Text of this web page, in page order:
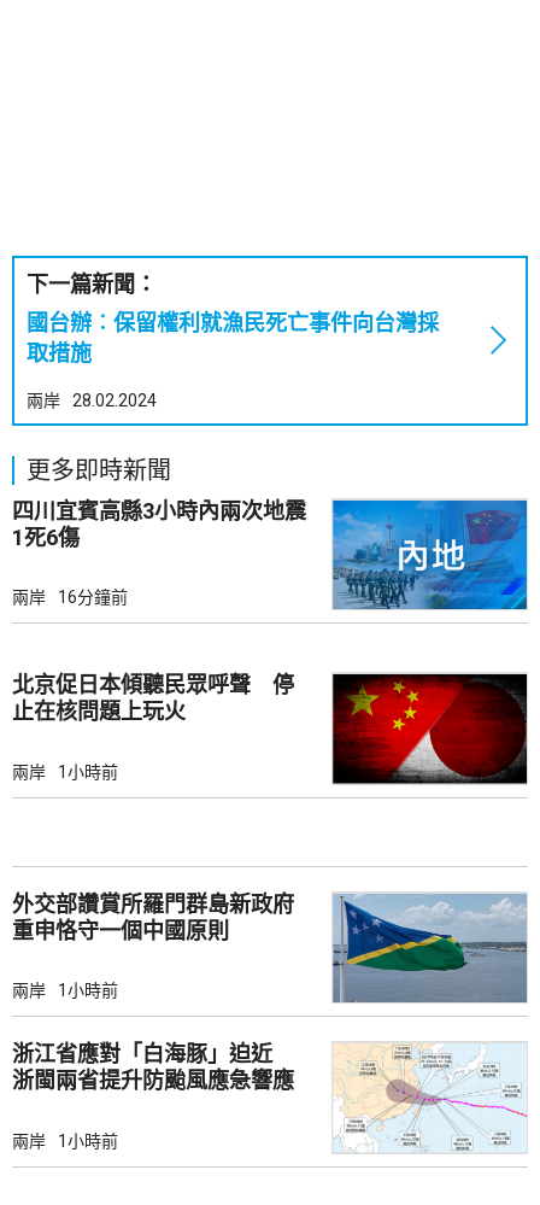
下一篇新聞：
國台辦︰保留權利就漁民死亡事件向台灣採
取措施
兩岸 28.02.2024
更多即時新聞
四川宜賓高縣3小時內兩次地震
1死6傷
兩岸 16分鐘前
北京促日本傾聽民眾呼聲 停
止在核問題上玩火
兩岸 1小時前
外交部讚賞所羅門群島新政府
重申恪守一個中國原則
兩岸 1小時前
浙江省應對「白海豚」迫近
浙閩兩省提升防颱風應急響應
兩岸 1小時前